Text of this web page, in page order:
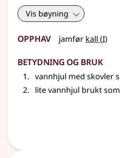
Vis bøyning
Opphav jamfør kall (1
I)
Betydning og bruk
vannhjul med skovler
lite vannhjul brukt